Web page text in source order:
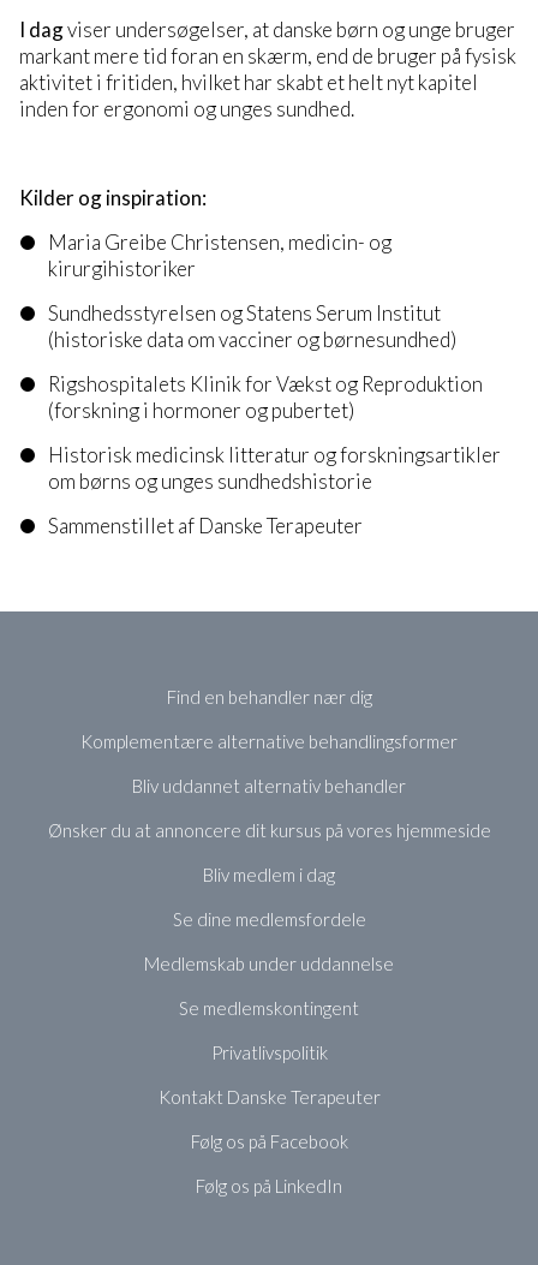
I dagviser undersøgelser, at danske børn og unge bruger
markant mere tid foran en skærm, end de bruger på fysisk
aktivitet i fritiden, hvilket har skabt et helt nyt kapitel
inden for ergonomi og unges sundhed.
Kilder og inspiration:
Maria Greibe Christensen, medicin- og
kirurgihistoriker
Sundhedsstyrelsen og Statens Serum Institut
(historiske data om vacciner og børnesundhed)
Rigshospitalets Klinik for Vækst og Reproduktion
(forskning i hormoner og pubertet)
Historisk medicinsk litteratur og forskningsartikler
om børns og unges sundhedshistorie
Sammenstillet af Danske Terapeuter
Find en behandler nær dig
Komplementære alternative behandlingsformer
Bliv uddannet alternativ behandler
Ønsker du at annoncere dit kursus på vores hjemmeside
Bliv medlem i dag
Se dine medlemsfordele
Medlemskab under uddannelse
Se medlemskontingent
Privatlivspolitik
Kontakt Danske Terapeuter
Følg os på Facebook
Følg os på LinkedIn